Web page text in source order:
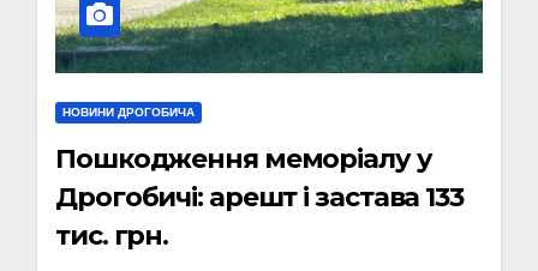
НОВИНИ ДРОГОБИЧА
Пошкодження меморіалу у
Дрогобичі: арешт і застава 133
тис. грн.